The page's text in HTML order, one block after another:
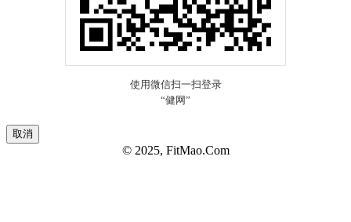
取消
© 2025, FitMao.Com